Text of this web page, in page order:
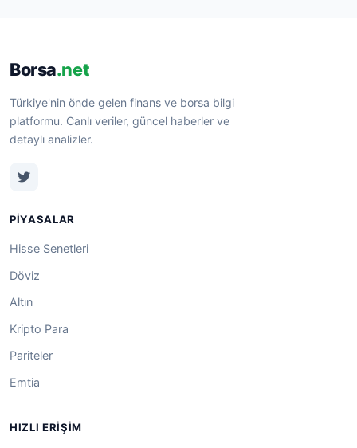
Borsa.net
Türkiye'nin önde gelen finans ve borsa bilgi
platformu. Canlı veriler, güncel haberler ve
detaylı analizler.
PIYASALAR
Hisse Senetleri
Döviz
Altın
Kripto Para
Pariteler
Emtia
HIZLI ERIŞIM